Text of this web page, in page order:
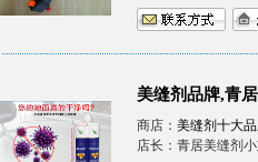
美缝剂品牌,青
商店： 美缝剂十大
店长：青居美缝剂小